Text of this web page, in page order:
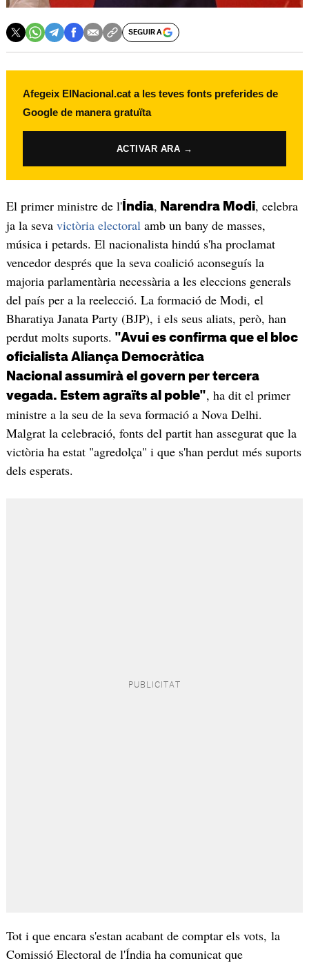
SEGUIR A
Afegeix ElNacional.cat a les teves fonts preferides de
Google de manera gratuïta
ACTIVAR ARA →
El primer ministre de l'Índia, Narendra Modi, celebra
ja la seva victòria electoralamb un bany de masses,
música i petards. El nacionalista hindú s'ha proclamat
vencedor després que la seva coalició aconseguís la
majoria parlamentària necessària a les eleccions generals
del país per a la reelecció. La formació de Modi, el
Bharatiya Janata Party (BJP), i els seus aliats, però, han
perdut molts suports. "Avui es confirma que el bloc
oficialista Aliança Democràtica
Nacional assumirà el govern per tercera
vegada. Estem agraïts al poble", ha dit el primer
ministre a la seu de la seva formació a Nova Delhi.
Malgrat la celebració, fonts del partit han assegurat que la
victòria ha estat "agredolça" i que s'han perdut més suports
dels esperats.
Tot i que encara s'estan acabant de comptar els vots, la
Comissió Electoral de l'Índia ha comunicat que